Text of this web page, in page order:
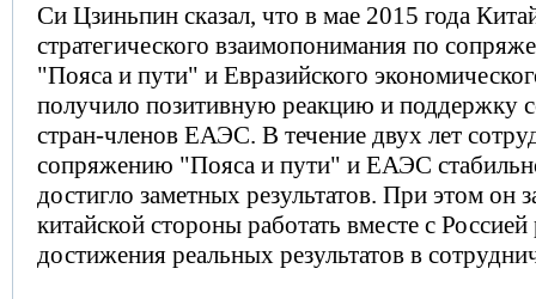
Си Цзиньпин сказал, что в мае 2015 года
стратегического взаимопонимания по
"Пояса и пути" и Евразийского
получило позитивную реакцию и поддержку
стран-членов ЕАЭС. В течение двух лет
сопряжению "Пояса и пути" и ЕАЭС
достигло заметных результатов. При этом он
китайской стороны работать вместе с
достижения реальных результатов в